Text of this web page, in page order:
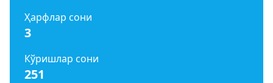
Ҳарфлар сони
3
Кўришлар сони
251